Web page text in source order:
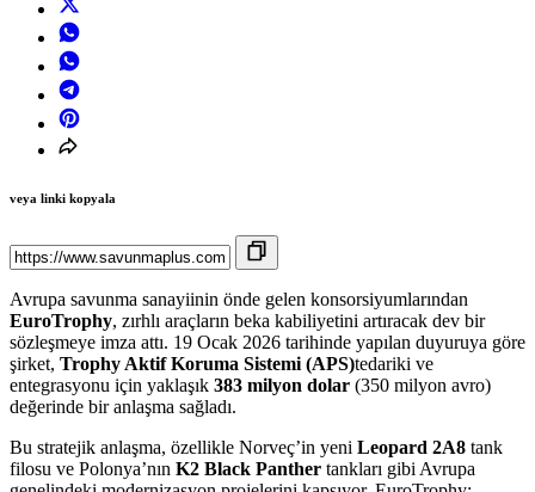
veya linki kopyala
Avrupa savunma sanayiinin önde gelen konsorsiyumlarından
EuroTrophy, zırhlı araçların beka kabiliyetini artıracak dev bir
sözleşmeye imza attı. 19 Ocak 2026 tarihinde yapılan duyuruya göre
şirket, Trophy Aktif Koruma Sistemi (APS)tedariki ve
entegrasyonu için yaklaşık 383 milyon dolar (350 milyon avro)
değerinde bir anlaşma sağladı.
Bu stratejik anlaşma, özellikle Norveç’in yeni Leopard 2A8 tank
filosu ve Polonya’nın K2 Black Panther tankları gibi Avrupa